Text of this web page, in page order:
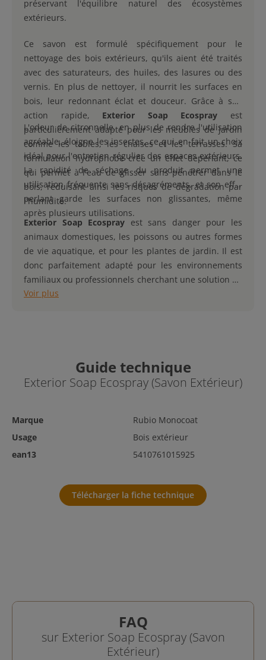
préservant l'équilibre naturel des écosystèmes
extérieurs.
Ce savon est formulé spécifiquement pour le
nettoyage des bois extérieurs, qu'ils aient été traités
avec des saturateurs, des huiles, des lasures ou des
vernis. En plus de nettoyer, il nourrit les surfaces en
bois, leur redonnant éclat et douceur. Grâce à son
action rapide, Exterior Soap Ecospray est
particulièrement adapté pour les meubles de jardin
comme les tables, les chaises et les terrasses. Sa
formulation hydrophobe crée un effet déperlant, ce
qui permet à l'eau de glisser sans pénétrer dans le
bois, réduisant ainsi les risques de dégradation par
l'humidité.
L'odeur de citronnelle, en plus de rendre l'utilisation
agréable, éloigne les insectes, ce qui en fait un choix
idéal pour l'entretien régulier des espaces extérieurs.
La rapidité de séchage du produit permet une
utilisation fréquente sans désagréments, et son effet
perlant garde les surfaces non glissantes, même
après plusieurs utilisations.
Exterior Soap Ecospray est sans danger pour les
animaux domestiques, les poissons ou autres formes
de vie aquatique, et pour les plantes de jardin. Il est
donc parfaitement adapté pour les environnements
familiaux ou professionnels cherchant une solution de
nettoyage respectueuse de la nature.
Voir plus
Guide technique
Exterior Soap Ecospray (Savon Extérieur)
Marque
Rubio Monocoat
Usage
Bois extérieur
ean13
5410761015925
Télécharger la fiche technique
FAQ
sur Exterior Soap Ecospray (Savon
Extérieur)